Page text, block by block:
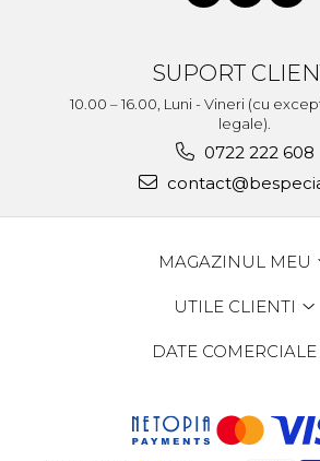
SUPORT
10.00 – 16.00, Luni - Vineri (cu
legale).
0722 222 608
MAGAZINUL MEU
UTILE CLIENTI
DATE COMERCIALE